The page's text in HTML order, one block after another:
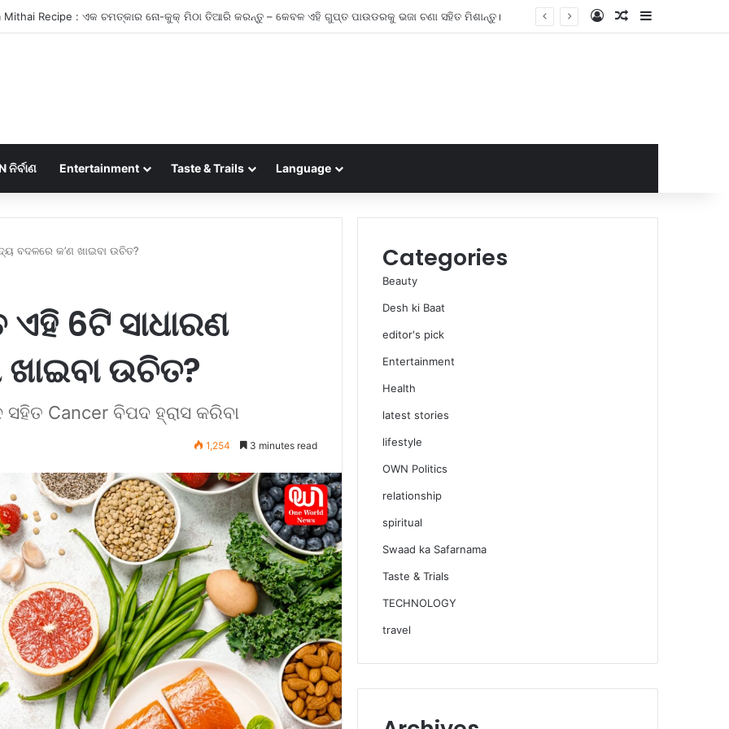
Ish ଷିକେଶ 2 ଦିନିଆ ଭ୍ରମଣ ଗାଇଡ୍, ପରିଦର୍ଶନ କରିବାକୁ ସ୍ଥାନ, ଦୁ venture ସାହସିକ କାର୍ଯ୍ୟ ଏବଂ ଖାଦ୍ୟର ସମ୍ପୂର୍ଣ୍ଣ ତାଲିକା | Log InRandom Article
ନିର୍ବାଣ Entertainment Taste & Trails Language
ବଦଳରେ କ’ଣ ଖାଇବା ଉଚିତ?
6ଟି ସାଧାରଣ
ଉଚିତ?
Cancer ବିପଦ ହ୍ରାସ କରିବା
1,254 3 minutes read
Categories
Beauty
Desh ki Baat
editor's pick
Entertainment
Health
latest stories
lifestyle
OWN Politics
relationship
spiritual
Swaad ka Safarnama
Taste & Trials
TECHNOLOGY
travel